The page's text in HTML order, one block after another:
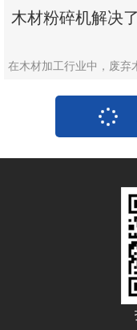
木材粉碎机解决
在木材加工行业中，废弃